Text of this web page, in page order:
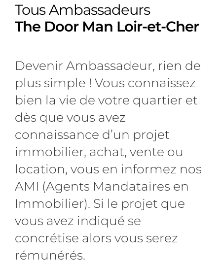
Tous Ambassadeurs
The Door Man Loir-et-Cher
Devenir Ambassadeur, rien de
plus simple ! Vous connaissez
bien la vie de votre quartier et
dès que vous avez
connaissance d’un projet
immobilier, achat, vente ou
location, vous en informez nos
AMI (Agents Mandataires en
Immobilier). Si le projet que
vous avez indiqué se
concrétise alors vous serez
rémunérés.